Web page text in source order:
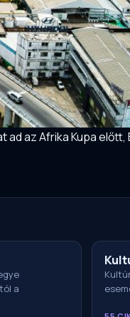
az Afrika Kupa előtt,
a